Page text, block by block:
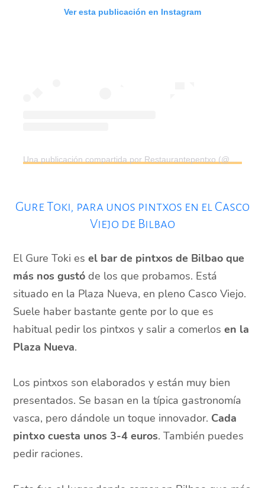
Ver esta publicación en Instagram
Una publicación compartida por Restaurantepentxo (@pentxorestaurante)
Gure Toki, para unos pintxos en el Casco
Viejo de Bilbao
El Gure Toki esel bar de pintxos de Bilbao que
más nos gustó de los que probamos. Está
situado en la Plaza Nueva, en pleno Casco Viejo.
Suele haber bastante gente por lo que es
habitual pedir los pintxos y salir a comerlosen la
Plaza Nueva.
Los pintxos son elaborados y están muy bien
presentados. Se basan en la típica gastronomía
vasca, pero dándole un toque innovador. Cada
pintxo cuesta unos 3-4 euros. También puedes
pedir raciones.